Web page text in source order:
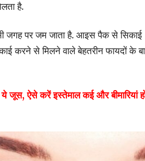
है.
जगह पर जम जाता है. आइस पैक से स‍िकाई
करने से मिलने वाले बेहतरीन फायदों के
ऐसे करें इस्तेमाल कई और बीमारियां